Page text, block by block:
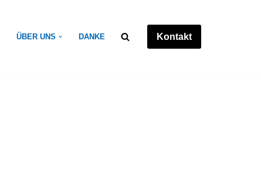
ÜBER UNS DANKE Kontakt